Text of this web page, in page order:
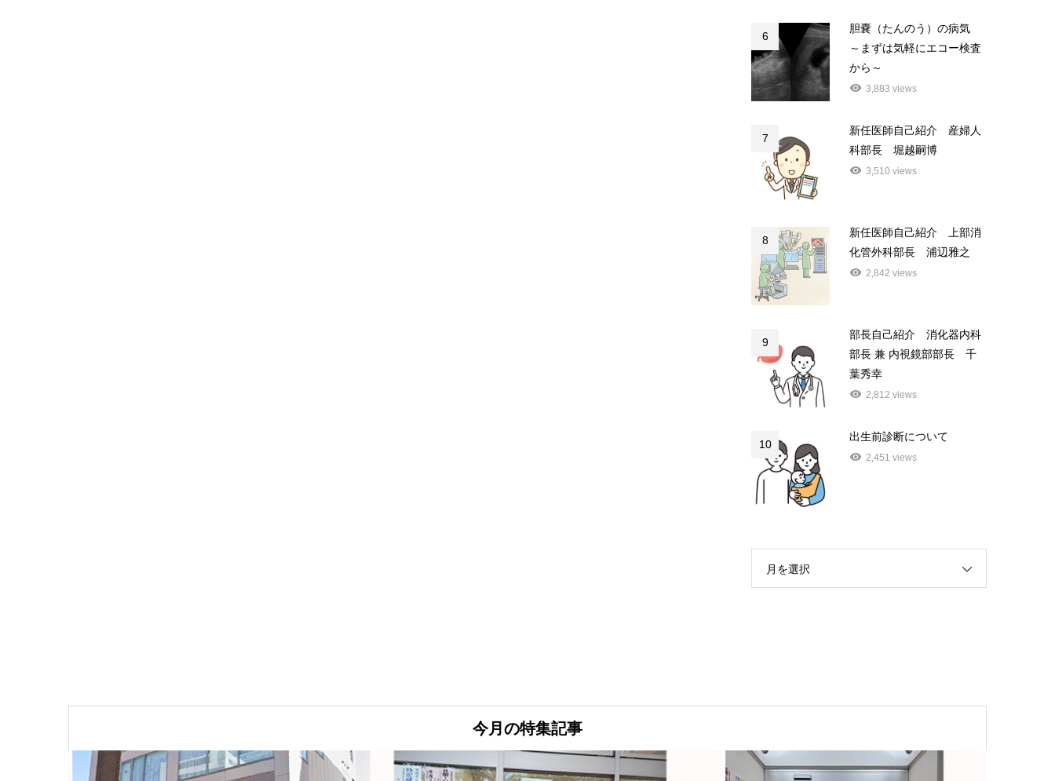
6
胆嚢（たんのう）の病気
～まずは気軽にエコー検査
から～
3,883 views
7
新任医師自己紹介 産婦人
科部長 堀越嗣博
3,510 views
8
新任医師自己紹介 上部消
化管外科部長 浦辺雅之
2,842 views
9
部長自己紹介 消化器内科
部長 兼 内視鏡部部長 千
葉秀幸
2,812 views
10
出生前診断について
2,451 views
月を選択
今月の特集記事